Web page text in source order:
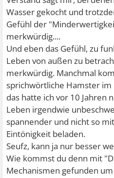
Wasser gekocht und
Gefühl der
merkwürdig....
Und eben das Gefühl, zu
Leben von außen zu
merkwürdig. Manchmal
sprichwörtliche Hamster im
das hatte ich vor 10 Jahren
Leben irgendwie
spannender und nicht so
Eintönigkeit beladen.
Seufz, kann ja nur besser
Wie kommst du denn mit
Mechanismen gefunden